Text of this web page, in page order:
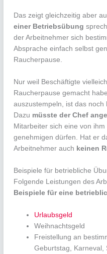
Das zeigt gleichzeitig aber
einer Betriebsübung
der Arbeitnehmer sich
Absprache einfach selbst
Raucherpause.
Nur weil Beschäftigte
Raucherpause gemacht
auszustempeln, ist das
Dazu müsste der Chef
Mitarbeiter sich eine von
genehmigen dürfen. Hat er
Arbeitnehmer auch keinen
Beispiele für betriebliche
Folgende Leistungen des
Beispiele für eine
Urlaubsgeld
Weihnachtsgeld
Freistellung an
Geburtstag, Karneval,